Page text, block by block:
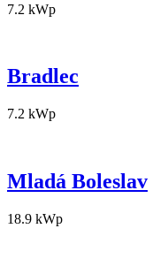
7.2 kWp
Bradlec
7.2 kWp
Mladá Boleslav
18.9 kWp